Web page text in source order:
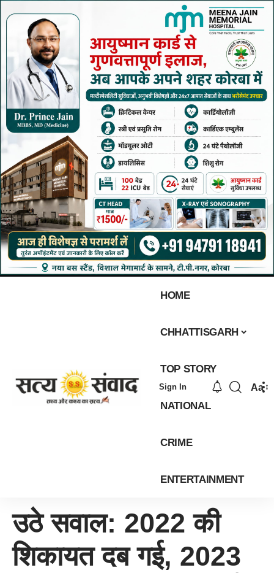
HOME
CHHATTISGARH
TOP STORY
NATIONAL
CRIME
ENTERTAINMENT
Sign In Aa
उठे सवाल: 2022 की
शिकायत दब गई, 2023